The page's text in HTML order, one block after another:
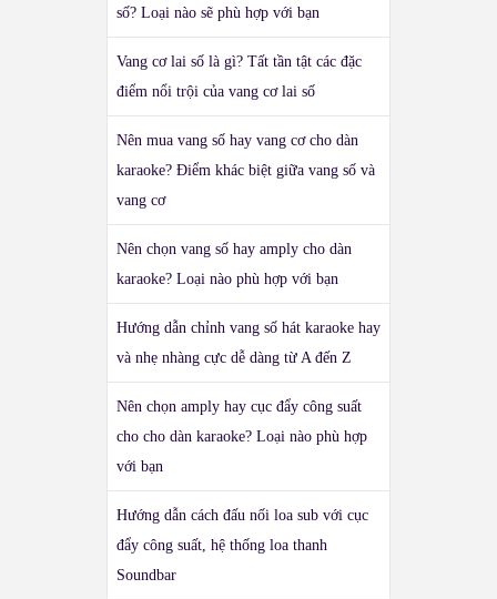
số? Loại nào sẽ phù hợp với bạn
Vang cơ lai số là gì? Tất tần tật các đặc
điểm nổi trội của vang cơ lai số
Nên mua vang số hay vang cơ cho dàn
karaoke? Điểm khác biệt giữa vang số và
vang cơ
Nên chọn vang số hay amply cho dàn
karaoke? Loại nào phù hợp với bạn
Hướng dẫn chỉnh vang số hát karaoke hay
và nhẹ nhàng cực dễ dàng từ A đến Z
Nên chọn amply hay cục đẩy công suất
cho cho dàn karaoke? Loại nào phù hợp
với bạn
Hướng dẫn cách đấu nối loa sub với cục
đẩy công suất, hệ thống loa thanh
Soundbar